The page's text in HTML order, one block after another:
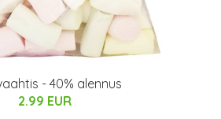
- 40% alennus
2.99 EUR